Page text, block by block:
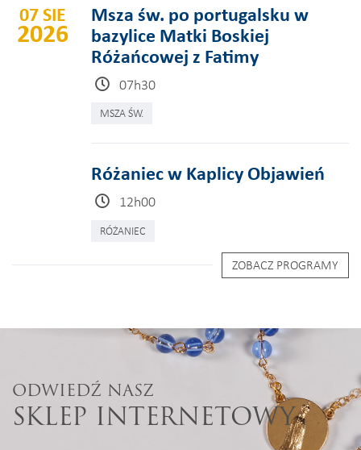
07 SIE
2026
Msza św. po portugalsku w
bazylice Matki Boskiej
Różańcowej z Fatimy
07h30
MSZA ŚW.
Różaniec w Kaplicy Objawień
12h00
RÓŻANIEC
ZOBACZ PROGRAMY
ODWIEDŹ NASZ
SKLEP INTERNETOWY